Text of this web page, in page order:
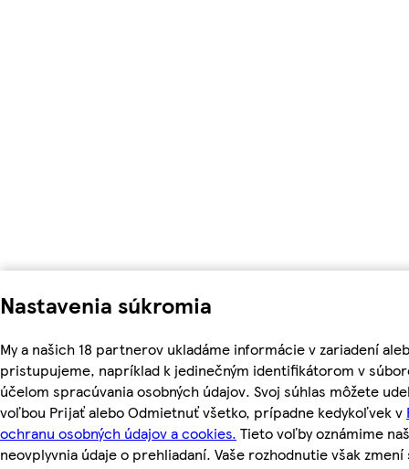
Nastavenia súkromia
My a našich 18 partnerov ukladáme informácie v zariadení
pristupujeme, napríklad k jedinečným identifikátorom v
účelom spracúvania osobných údajov. Svoj súhlas môžete
voľbou Prijať alebo Odmietnuť všetko, prípadne kedykoľvek v
ochranu osobných údajov a cookies. Tieto voľby oznámime
neovplyvnia údaje o prehliadaní. Vaše rozhodnutie však zmení